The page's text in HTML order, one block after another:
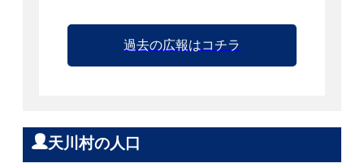
過去の広報はコチラ
天川村の人口